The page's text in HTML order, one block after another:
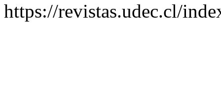
https://revistas.udec.cl/